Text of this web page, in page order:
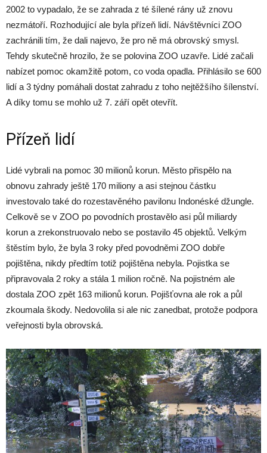
2002 to vypadalo, že se zahrada z té šílené rány už znovu
nezmátoří. Rozhodující ale byla přízeň lidí. Návštěvníci ZOO
zachránili tím, že dali najevo, že pro ně má obrovský smysl.
Tehdy skutečně hrozilo, že se polovina ZOO uzavře. Lidé začali
nabízet pomoc okamžitě potom, co voda opadla. Přihlásilo se 600
lidí a 3 týdny pomáhali dostat zahradu z toho nejtěžšího šílenství.
A díky tomu se mohlo už 7. září opět otevřít.
Přízeň lidí
Lidé vybrali na pomoc 30 milionů korun. Město přispělo na
obnovu zahrady ještě 170 miliony a asi stejnou částku
investovalo také do rozestavěného pavilonu Indonéské džungle.
Celkově se v ZOO po povodních prostavělo asi půl miliardy
korun a zrekonstruovalo nebo se postavilo 45 objektů. Velkým
štěstím bylo, že byla 3 roky před povodněmi ZOO dobře
pojištěna, nikdy předtím totiž pojištěna nebyla. Pojistka se
připravovala 2 roky a stála 1 milion ročně. Na pojistném ale
dostala ZOO zpět 163 milionů korun. Pojišťovna ale rok a půl
zkoumala škody. Nedovolila si ale nic zanedbat, protože podpora
veřejnosti byla obrovská.